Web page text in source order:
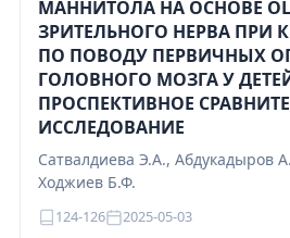
МАННИТОЛА НА ОСНОВЕ
ЗРИТЕЛЬНОГО НЕРВА ПРИ
ПО ПОВОДУ ПЕРВИЧНЫХ
ГОЛОВНОГО МОЗГА У
ПРОСПЕКТИВНОЕ
ИССЛЕДОВАНИЕ
Сатвалдиева Э.А., Абдукадыров
Ходжиев Б.Ф.
124-126 2025-05-03